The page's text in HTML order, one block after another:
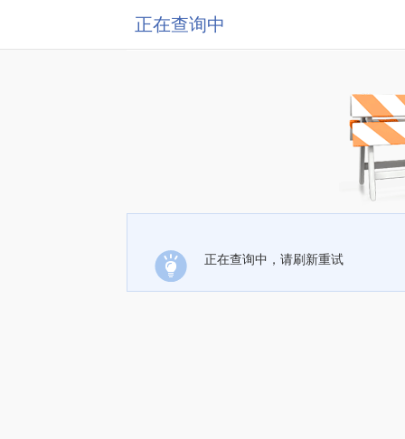
正在查询中
正在查询中，请刷新重试